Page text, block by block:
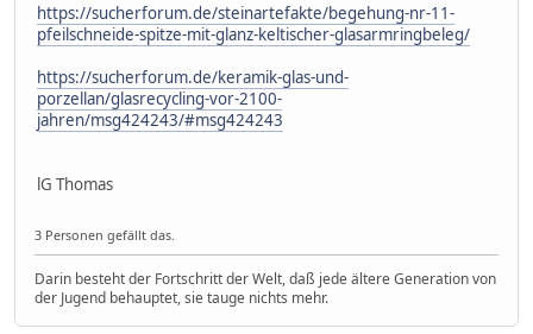
https://sucherforum.de/steinartefakte/begehung-nr-11-
pfeilschneide-spitze-mit-glanz-keltischer-glasarmringbeleg/
https://sucherforum.de/keramik-glas-und-
porzellan/glasrecycling-vor-2100-
jahren/msg424243/#msg424243
lG Thomas
3 Personen gefällt das.
Darin besteht der Fortschritt der Welt, daß jede ältere Generation von
der Jugend behauptet, sie tauge nichts mehr.